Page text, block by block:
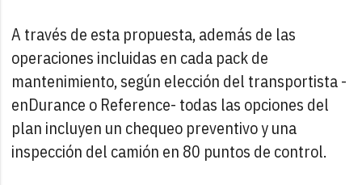
A través de esta propuesta, además de las
operaciones incluidas en cada pack de
mantenimiento, según elección del transportista -
enDurance o Reference- todas las opciones del
plan incluyen un chequeo preventivo y una
inspección del camión en 80 puntos de control.